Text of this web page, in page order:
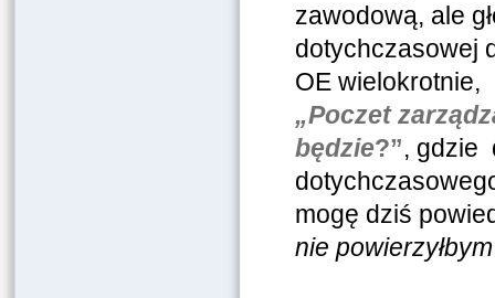
zawodową, ale
dotychczasowej
OE wielokrotnie,
„Poczet
będzie?”, gdzie
mogę dziś
nie